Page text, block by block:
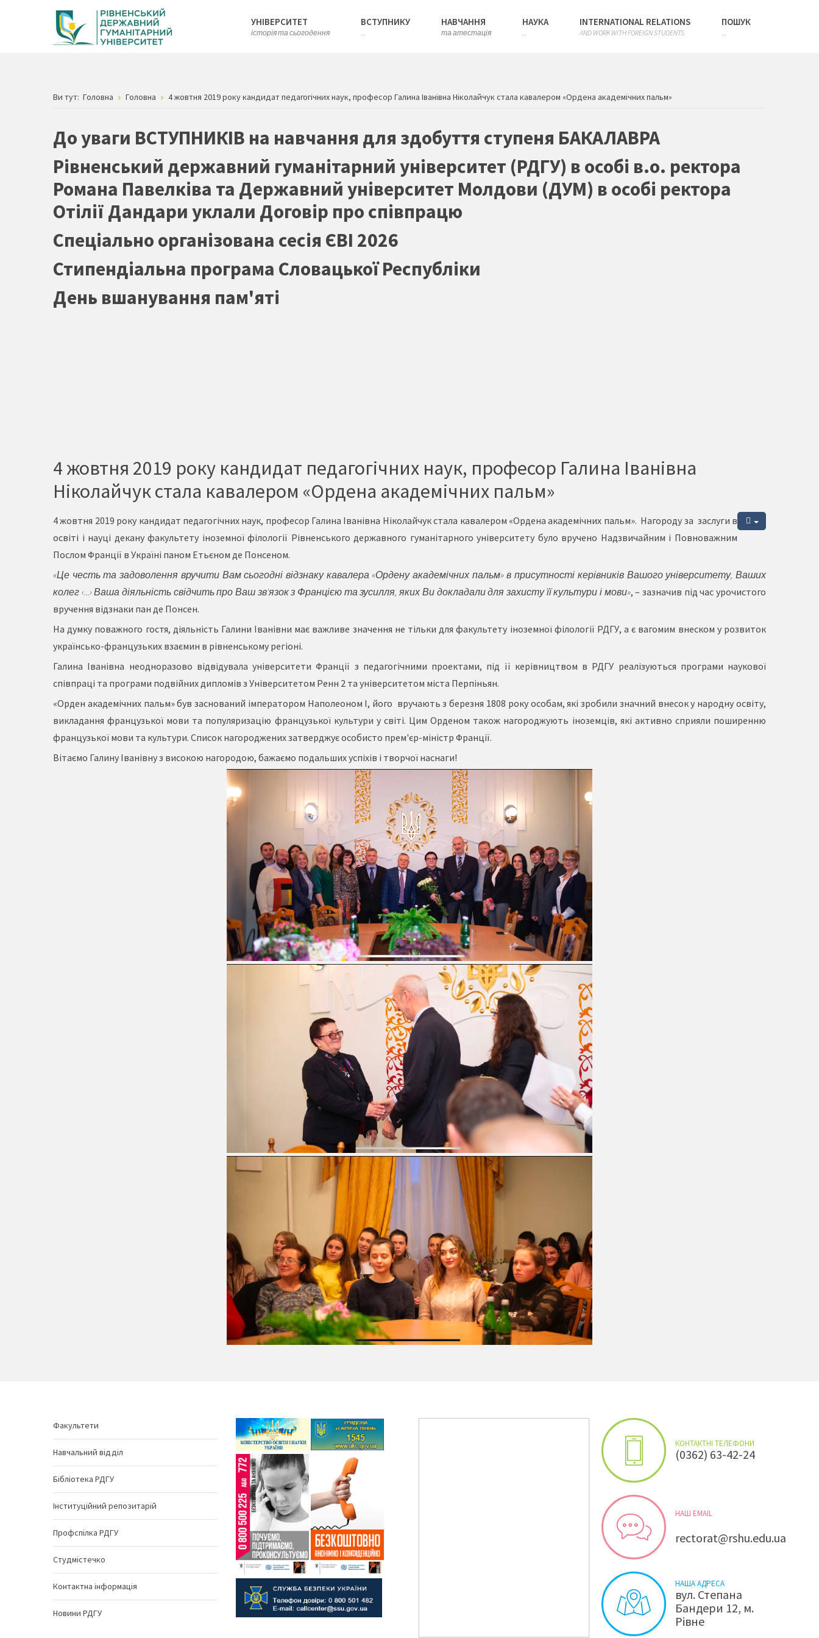
УНІВЕРСИТЕТ
історія та сьогодення
ВСТУПНИКУ НАВЧАННЯ
та атестація
НАУКА INTERNATIONAL RELATIONS
AND WORK WITH FOREIGN STUDENTS
ПОШУК
Ви тут: Головна Головна 4 жовтня 2019 року кандидат педагогічних наук, професор Галина Іванівна Ніколайчук стала кавалером «Ордена академічних пальм»
До уваги ВСТУПНИКІВ на навчання для здобуття ступеня БАКАЛАВРА
Рівненський державний гуманітарний університет (РДГУ) в особі в.о. ректора
Романа Павелківа та Державний університет Молдови (ДУМ) в особі ректора
Отілії Дандари уклали Договір про співпрацю
Спеціально організована сесія ЄВІ 2026
Стипендіальна програма Словацької Республіки
День вшанування пам'яті
4 жовтня 2019 року кандидат педагогічних наук, професор Галина Іванівна
Ніколайчук стала кавалером «Ордена академічних пальм»
4 жовтня 2019 року кандидат педагогічних наук, професор Галина Іванівна Ніколайчук стала кавалером «Ордена академічних пальм». Нагороду за заслуги в
освіті і науці декану факультету іноземної філології Рівненського державного гуманітарного університету було вручено Надзвичайним і Повноважним
Послом Франції в Україні паном Етьєном де Понсеном.
«Це честь та задоволення вручити Вам сьогодні відзнаку кавалера «Ордену академічних пальм» в присутності керівників Вашого університету, Ваших
колег ‹...› Ваша діяльність свідчить про Ваш зв'язок з Францією та зусилля, яких Ви докладали для захисту її культури і мови», – зазначив під час урочистого
вручення відзнаки пан де Понсен.
На думку поважного гостя, діяльність Галини Іванівни має важливе значення не тільки для факультету іноземної філології РДГУ, а є вагомим внеском у розвиток
українсько-французьких взаємин в рівненському регіоні.
Галина Іванівна неодноразово відвідувала університети Франції з педагогічними проектами, під її керівництвом в РДГУ реалізуються програми наукової
співпраці та програми подвійних дипломів з Університетом Ренн 2 та університетом міста Перпіньян.
«Орден академічних пальм» був заснований імператором Наполеоном I, його вручають з березня 1808 року особам, які зробили значний внесок у народну освіту,
викладання французької мови та популяризацію французької культури у світі. Цим Орденом також нагороджують іноземців, які активно сприяли поширенню
французької мови та культури. Список нагороджених затверджує особисто прем'єр-міністр Франції.
Вітаємо Галину Іванівну з високою нагородою, бажаємо подальших успіхів і творчої наснаги!
Факультети
Навчальний відділ
Бібліотека РДГУ
Інституційний репозитарій
Профспілка РДГУ
Студмістечко
Контактна інформація
Новини РДГУ
КОНТАКТНІ ТЕЛЕФОНИ
(0362) 63-42-24
НАШ EMAIL
rectorat@rshu.edu.ua
НАША АДРЕСА
вул. Степана
Бандери 12, м.
Рівне